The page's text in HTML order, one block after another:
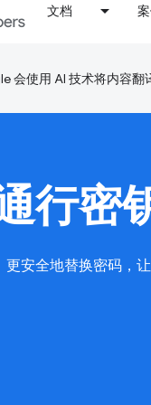
文档
会使用 AI 技术将内容翻
行密
安全地替换密码，